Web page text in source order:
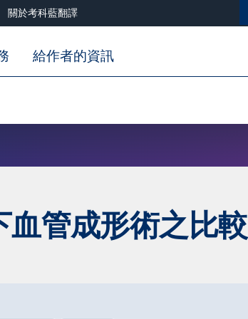
關於考科藍翻譯
給作者的資訊
管成形術之比較